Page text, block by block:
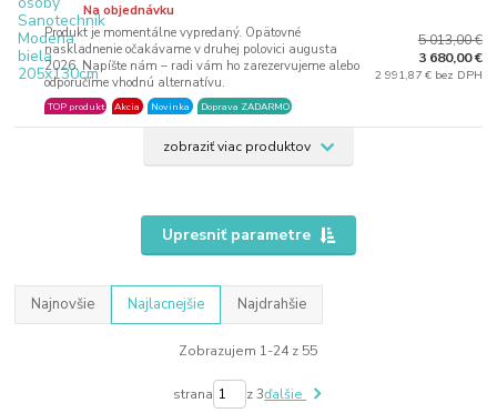
Produkt je momentálne vypredaný. Opätovné
naskladnenie očakávame v druhej polovici augusta
2026. Napíšte nám – radi vám ho zarezervujeme alebo
odporučíme vhodnú alternatívu.
Na objednávku
TOP produkt Akcia Novinka Doprava ZADARMO
5 013,00 €
3 680,00 €
2 991,87 € bez DPH
zobraziť viac produktov
Upresniť parametre
Najnovšie Najlacnejšie Najdrahšie
Zobrazujem 1-24 z 55
strana z 3ďalšie